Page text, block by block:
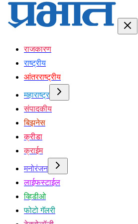
राजकारण
राष्ट्रीय
आंतरराष्ट्रीय
महाराष्ट्र
संपादकीय
बिझनेस
क्रीडा
क्राईम
मनोरंजन
लाईफस्टाईल
व्हिडीओ
फोटो गॅलरी